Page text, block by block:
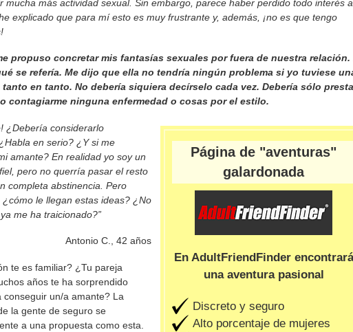
mucha más actividad sexual. Sin embargo, parece haber perdido todo interés
explicado que para mí esto es muy frustrante y, además, ¡no es que tengo
propuso concretar mis fantasías sexuales por fuera de nuestra relación.
se refería. Me dijo que ella no tendría ningún problema si yo tuviese
tanto en tanto. No debería siquiera decírselo cada vez. Debería sólo
contagiarme ninguna enfermedad o cosas por el estilo.
Página de "aventuras"
galardonada
En AdultFriendFinder encontrará
una aventura pasional
Discreto y seguro
Alto porcentaje de mujeres
¿Debería considerarlo
en serio? ¿Y si me
amante? En realidad yo soy un
pero no querría pasar el resto
completa abstinencia. Pero
le llegan estas ideas? ¿No
me ha traicionado?”
Antonio C., 42 años
te es familiar? ¿Tu pareja
años te ha sorprendido
conseguir un/a amante? La
la gente de seguro se
a una propuesta como esta.